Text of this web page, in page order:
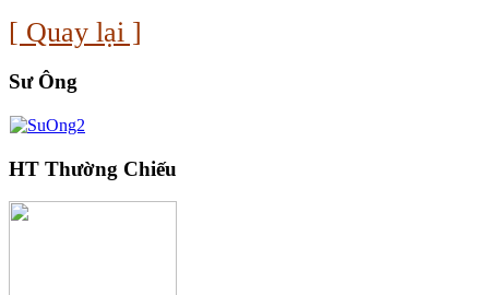
[ Quay lại ]
Sư Ông
HT Thường Chiếu